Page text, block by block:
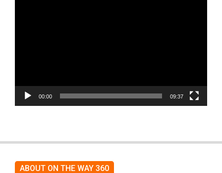
00:00 09:37
ABOUT ON THE WAY 360